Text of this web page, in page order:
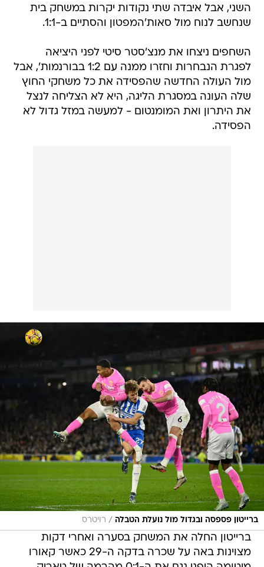
השני, אבל איבדה שתי נקודות יקרות במשחק בית
שנחשב לנוח מול סאות'המפטון והסתיים ב-1:1.
השחפים ניצחו את מנצ'סטר סיטי לפני היציאה
לפגרת הנבחרות וחזרו ממנה עם 1:2 בבורנמות', אבל
מול העולה החדשה שהפסידה את כל משחקי החוץ
שלה העונה במסגרת הליגה, היא לא הצליחה לנצל
את היתרון ואת המומנטום - למעשה במזל גדול לא
הפסידה.
ברייטון פספסה ובגדול מול נועלת הטבלה / רויטרס
ברייטון החלה את המשחק בסערה ואחרי דקות
מצוינות באה על שכרה בדקה ה-29 כאשר קאורו